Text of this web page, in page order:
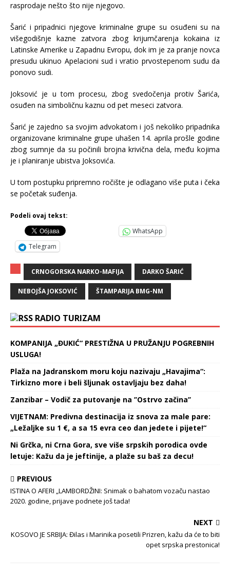
rasprodaje nešto što nije njegovo.
Šarić i pripadnici njegove kriminalne grupe su osuđeni su na
višegodišnje kazne zatvora zbog krijumčarenja kokaina iz
Latinske Amerike u Zapadnu Evropu, dok im je za pranje novca
presudu ukinuo Apelacioni sud i vratio prvostepenom sudu da
ponovo sudi.
Joksović je u tom procesu, zbog svedočenja protiv Šarića,
osuđen na simboličnu kaznu od pet meseci zatvora.
Šarić je zajedno sa svojim advokatom i još nekoliko pripadnika
organizovane kriminalne grupe uhašen 14. aprila prošle godine
zbog sumnje da su počinili brojna krivična dela, među kojima
je i planiranje ubistva Joksovića.
U tom postupku pripremno ročište je odlagano više puta i čeka
se početak suđenja.
Podeli ovaj tekst:
WhatsApp
Telegram
CRNOGORSKA NARKO-MAFIJA DARKO ŠARIĆ
NEBOJŠA JOKSOVIĆ ŠTAMPARIJA BMG-NM
RADIO TURIZAM
KOMPANIJA „ĐUKIĆ“ PRESTIŽNA U PRUŽANJU POGREBNIH
USLUGA!
Plaža na Jadranskom moru koju nazivaju „Havajima“:
Tirkizno more i beli šljunak ostavljaju bez daha!
Zanzibar – Vodič za putovanje na ’’Ostrvo začina’’
VIJETNAM: Predivna destinacija iz snova za male pare:
„Ležaljke su 1 €, a sa 15 evra ceo dan jedete i pijete!“
Ni Grčka, ni Crna Gora, sve više srpskih porodica ovde
letuje: Kažu da je jeftinije, a plaže su baš za decu!
PREVIOUS
ISTINA O AFERI „LAMBORDŽINI: Snimak o bahatom vozaču nastao
2020. godine, prijave podnete još tada!
NEXT
KOSOVO JE SRBIJA: Đilas i Marinika posetili Prizren, kažu da će to biti
opet srpska prestonica!